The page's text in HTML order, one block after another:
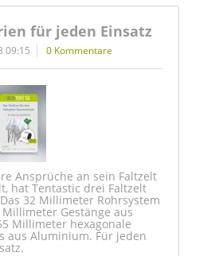
für jeden Einsatz
09:15 0 Kommentare
Ansprüche an sein Faltzelt
hat Tentastic drei Faltzelt
32 Millimeter Rohrsystem
Gestänge aus
Millimeter hexagonale
aus Aluminium. Für jeden